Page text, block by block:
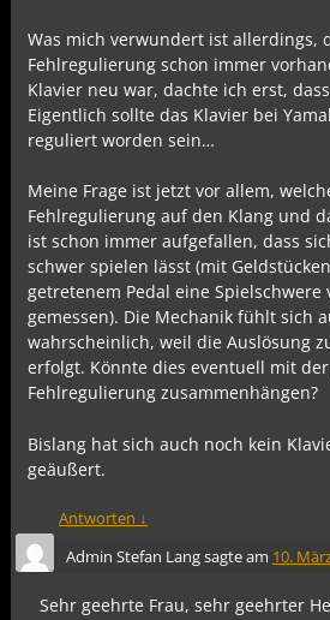
Was mich verwundert ist allerdings,
Fehlregulierung schon immer
Klavier neu war, dachte ich erst,
Eigentlich sollte das Klavier bei
reguliert worden sein…
Meine Frage ist jetzt vor allem,
Fehlregulierung auf den Klang und
ist schon immer aufgefallen, dass
schwer spielen lässt (mit
getretenem Pedal eine Spielschwere
gemessen). Die Mechanik fühlt sich
wahrscheinlich, weil die Auslösung
erfolgt. Könnte dies eventuell mit
Fehlregulierung zusammenhängen?
Bislang hat sich auch noch kein
geäußert.
Antworten ↓
Admin Stefan Langsagte am 10.
Sehr geehrte Frau, sehr geehrter